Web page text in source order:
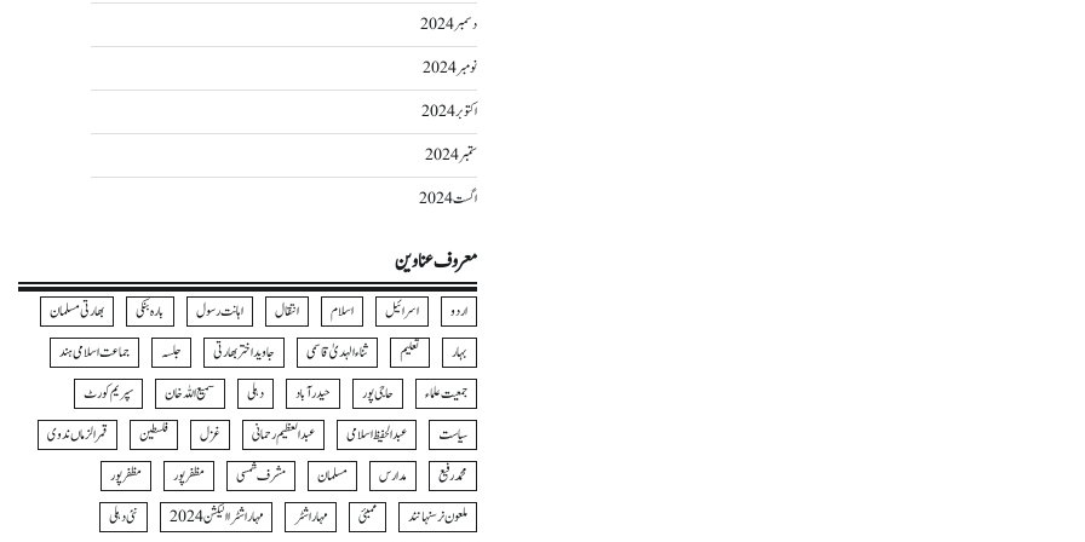
دسمبر 2024
نومبر 2024
اکتوبر 2024
ستمبر 2024
اگست 2024
معروف عناوین
اردو اسرائیل اسلام انتقال اہانت رسول بارہ بنکی
بھارتی مسلمان
بہار
تعلیم ثناءالہدیٰ قاسمی جاوید اختر بھارتی جلسہ
جماعت اسلامی ہند
جمعیت علماء
حاجی پور حیدرآباد دہلی سمیع اللہ خان
سپریم کورٹ
سیاست
عبدالحفیظ اسلامی عبدالعظیم رحمانی غزل فلسطین
قمرالزماں ندوی
محمد رفیع
مدارس مسلمان مشرف شمسی مظفر پور
مظفرپور
ملعون نرسنہا نند
ممبئی مہاراشٹر مہاراشٹرا الیکشن 2024
نئی دہلی